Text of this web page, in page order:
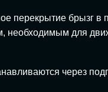
брызг в
необходимым для
через